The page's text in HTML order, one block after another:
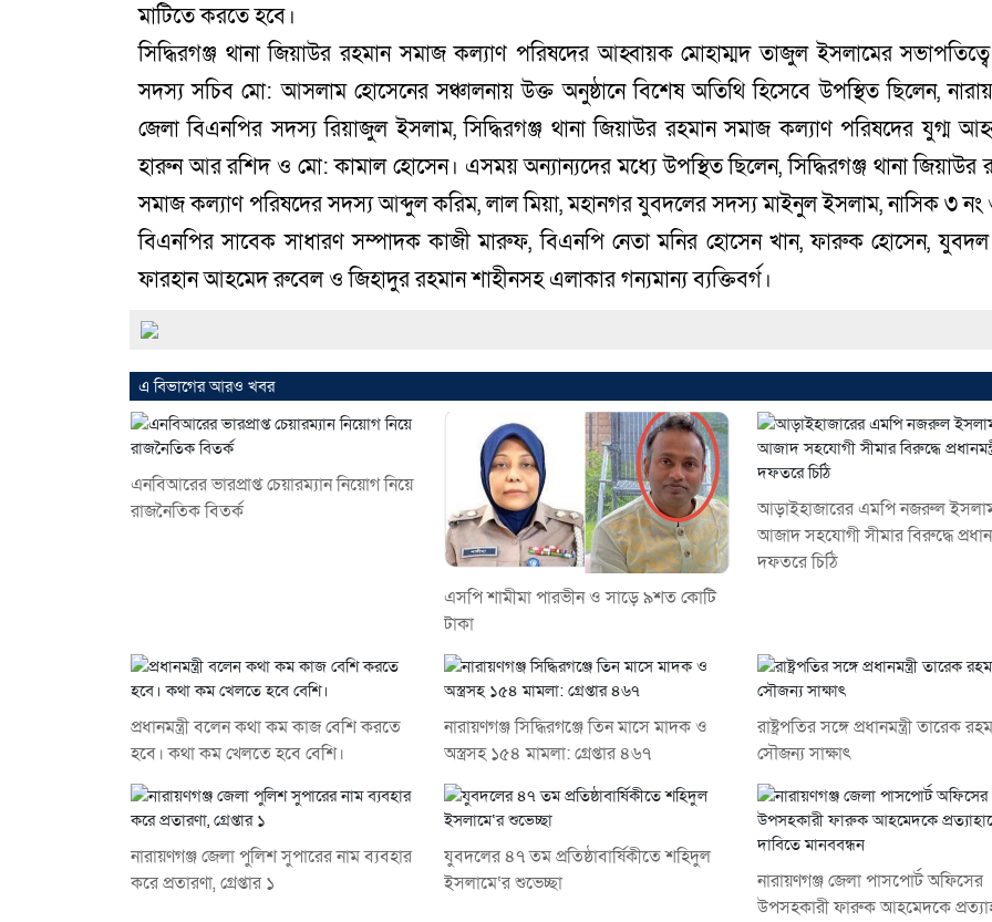
মাটিতে করতে হবে।
সিদ্ধিরগঞ্জ থানা জিয়াউর রহমান সমাজ কল্যাণ পরিষদের আহ্বায়ক মোহাম্মদ তাজুল ইসলামের
সদস্য সচিব মো: আসলাম হোসেনের সঞ্চালনায় উক্ত অনুষ্ঠানে বিশেষ অতিথি হিসেবে উপস্থিত ছিলেন,
জেলা বিএনপির সদস্য রিয়াজুল ইসলাম, সিদ্ধিরগঞ্জ থানা জিয়াউর রহমান সমাজ কল্যাণ পরিষদের যুগ্ম
হারুন আর রশিদ ও মো: কামাল হোসেন। এসময় অন্যান্যদের মধ্যে উপস্থিত ছিলেন, সিদ্ধিরগঞ্জ থানা জিয়াউর
সমাজ কল্যাণ পরিষদের সদস্য আব্দুল করিম, লাল মিয়া, মহানগর যুবদলের সদস্য মাইনুল ইসলাম, নাসিক ৩ নং
বিএনপির সাবেক সাধারণ সম্পাদক কাজী মারুফ, বিএনপি নেতা মনির হোসেন খান, ফারুক হোসেন, যুবদল
ফারহান আহমেদ রুবেল ও জিহাদুর রহমান শাহীনসহ এলাকার গন্যমান্য ব্যক্তিবর্গ।
এ বিভাগের আরও খবর
এনবিআরের ভারপ্রাপ্ত চেয়ারম্যান নিয়োগ নিয়ে
রাজনৈতিক বিতর্ক
এসপি শামীমা পারভীন ও সাড়ে ৯শত কোটি
টাকা
আড়াইহাজারের এমপি নজরুল
আজাদ সহযোগী সীমার বিরুদ্ধে
দফতরে চিঠি
প্রধানমন্ত্রী বলেন কথা কম কাজ বেশি করতে
হবে। কথা কম খেলতে হবে বেশি।
নারায়ণগঞ্জ সিদ্ধিরগঞ্জে তিন মাসে মাদক ও
অস্ত্রসহ ১৫৪ মামলা: গ্রেপ্তার ৪৬৭
রাষ্ট্রপতির সঙ্গে প্রধানমন্ত্রী তারেক
সৌজন্য সাক্ষাৎ
নারায়ণগঞ্জ জেলা পুলিশ সুপারের নাম ব্যবহার
করে প্রতারণা, গ্রেপ্তার ১
যুবদলের ৪৭ তম প্রতিষ্ঠাবার্ষিকীতে শহিদুল
ইসলামে‘র শুভেচ্ছা
নারায়ণগঞ্জ জেলা পাসপোর্ট অফিসের
উপসহকারী ফারুক আহমেদকে